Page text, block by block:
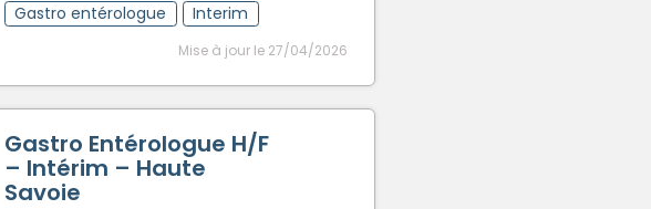
Gastro entérologue
Interim
Mise à jour le 27/04/2026
Gastro Entérologue H/F
– Intérim – Haute
Savoie